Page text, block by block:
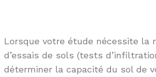
Lorsque votre étude nécessite la
d’essais de sols (tests
déterminer la capacité du sol de